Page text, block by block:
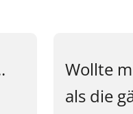
Wollte
als die